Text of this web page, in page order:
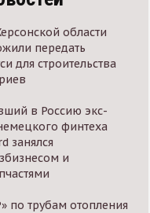
области
передать
для строительства
в Россию экс-
финтеха
занялся
и
по трубам отопления